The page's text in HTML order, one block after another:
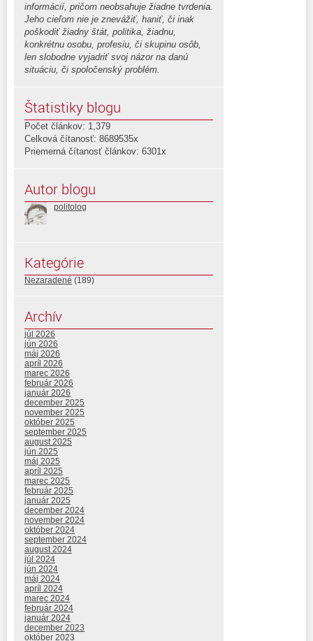
informácií, pričom neobsahuje žiadne tvrdenia.
Jeho cieľom nie je znevážiť, haniť, či inak
poškodiť žiadny štát, politika, žiadnu,
konkrétnu osobu, profesiu, či skupinu osôb,
len slobodne vyjadriť svoj názor na danú
situáciu, či spoločenský problém.
Štatistiky blogu
Počet článkov: 1,379
Celková čítanosť: 8689535x
Priemerná čítanosť článkov: 6301x
Autor blogu
politolog
Kategórie
Nezaradené (189)
Archív
júl 2026
jún 2026
máj 2026
apríl 2026
marec 2026
február 2026
január 2026
december 2025
november 2025
október 2025
september 2025
august 2025
jún 2025
máj 2025
apríl 2025
marec 2025
február 2025
január 2025
december 2024
november 2024
október 2024
september 2024
august 2024
júl 2024
jún 2024
máj 2024
apríl 2024
marec 2024
február 2024
január 2024
december 2023
október 2023